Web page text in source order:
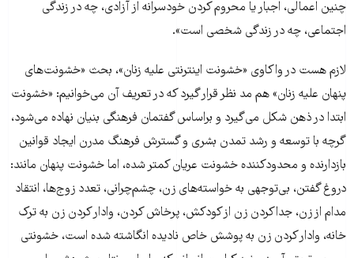
چنین اعمالی، اجبار یا محروم کردن خودسرانه از آزادی، چه در زندگی
اجتماعی، چه در زندگی شخصی است».
لازم هست در واکاوی «خشونت اینترنتی علیه زنان»، بحث «خشونت‌های
پنهان علیه زنان» هم مد نظر قرار گیرد که در تعریف آن می‌خوانیم: «خشونت
ابتدا در ذهن شکل می‌گیرد و براساس گفتمان فرهنگی بنیان نهاده می‌شود،
گرچه با توسعه و رشد تمدن بشری و گسترش فرهنگ مدرن ایجاد قوانین
بازدارنده و محدودکننده خشونت عریان کمتر شده، اما خشونت پنهان مانند:
دروغ گفتن، بی‌توجهی به خواسته‌های زن، چشم‌چرانی، تعدد زوج‌ها، انتقاد
مدام از زن، جداکردن زن از کودکش، پرخاش کردن، وادار کردن زن به ترک
خانه، وادار کردن زن به پوشش خاص نادیده انگاشته شده است، خشونتی